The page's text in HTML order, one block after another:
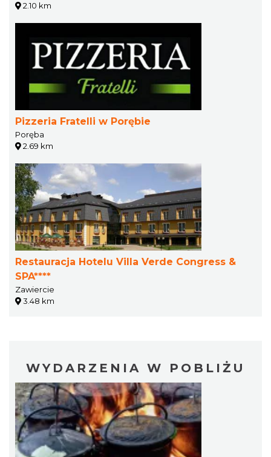
2.10 km
Pizzeria Fratelli w Porębie
Poręba
2.69 km
Restauracja Hotelu Villa Verde Congress &
SPA****
Zawiercie
3.48 km
WYDARZENIA W POBLIŻU